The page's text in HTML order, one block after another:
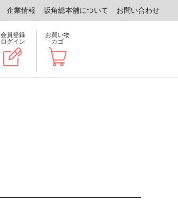
企業情報 坂角総本舖について お問い合わせ
会員登録
ログイン
お買い物
カゴ